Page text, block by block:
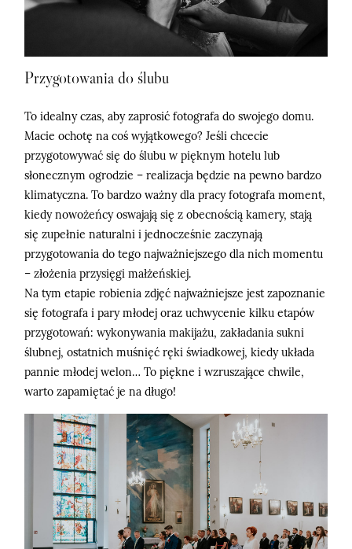
Przygotowania do ślubu
To idealny czas, aby zaprosić fotografa do swojego domu.
Macie ochotę na coś wyjątkowego? Jeśli chcecie
przygotowywać się do ślubu w pięknym hotelu lub
słonecznym ogrodzie – realizacja będzie na pewno bardzo
klimatyczna. To bardzo ważny dla pracy fotografa moment,
kiedy nowożeńcy oswajają się z obecnością kamery, stają
się zupełnie naturalni i jednocześnie zaczynają
przygotowania do tego najważniejszego dla nich momentu
– złożenia przysięgi małżeńskiej.
Na tym etapie robienia zdjęć najważniejsze jest zapoznanie
się fotografa i pary młodej oraz uchwycenie kilku etapów
przygotowań: wykonywania makijażu, zakładania sukni
ślubnej, ostatnich muśnięć ręki świadkowej, kiedy układa
pannie młodej welon… To piękne i wzruszające chwile,
warto zapamiętać je na długo!